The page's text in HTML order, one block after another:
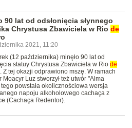
90 lat od odsłonięcia słynnego
Chrystusa Zbawiciela w Rio de
2021, 11:20
(12 października) minęło 90 lat od
statuy Chrystusa Zbawiciela w Rio de
Z tej okazji odprawiono mszę. W ramach
Luz stworzył też utwór "Alma
powstała okolicznościowa wersja
napoju alkoholowego cachaça z
(Cachaça Redentor).